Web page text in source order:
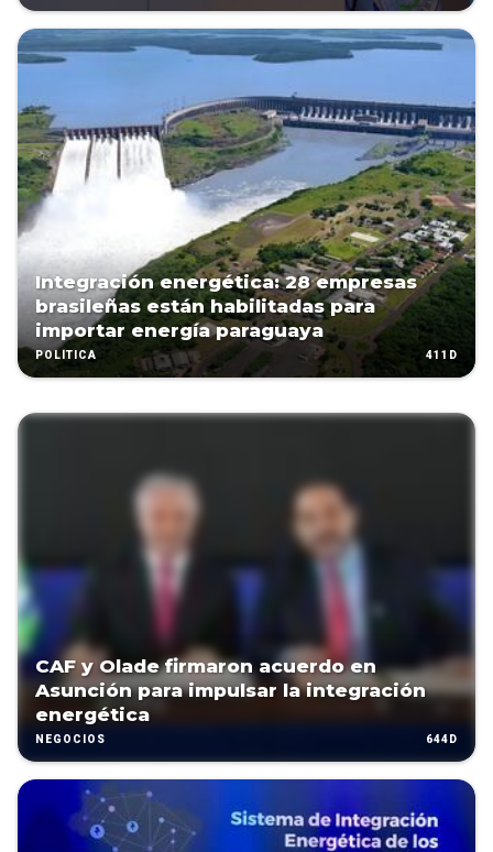
Integración energética: 28 empresas
brasileñas están habilitadas para
importar energía paraguaya
POLÍTICA 411D
CAF y Olade firmaron acuerdo en
Asunción para impulsar la integración
energética
NEGOCIOS 644D